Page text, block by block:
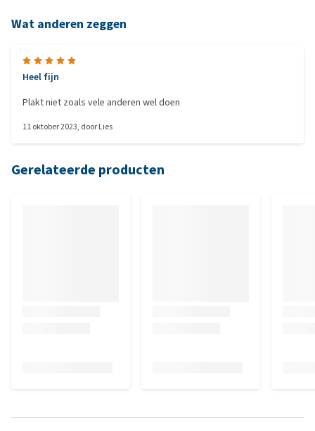
Wat anderen zeggen
Heel fijn
Plakt niet zoals vele anderen wel doen
11 oktober 2023, doorLies
Gerelateerde producten